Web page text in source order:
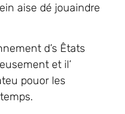
aise dé jouaindre
d’s Êtats
et il’
pouor les